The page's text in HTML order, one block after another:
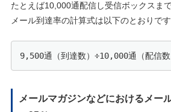
たとえば10,000通配信し受信ボックスま
メール到達率の計算式は以下のとおりです
9,500通（到達数）÷10,000通（配信
メールマガジンなどにおけるメー